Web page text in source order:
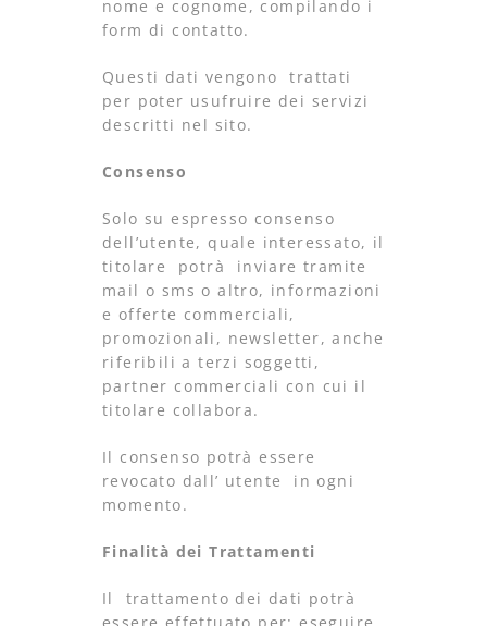
nome e cognome, compilando i
form di contatto.
Questi dati vengono trattati
per poter usufruire dei servizi
descritti nel sito.
Consenso
Solo su espresso consenso
dell’utente, quale interessato, il
titolare potrà inviare tramite
mail o sms o altro, informazioni
e offerte commerciali,
promozionali, newsletter, anche
riferibili a terzi soggetti,
partner commerciali con cui il
titolare collabora.
Il consenso potrà essere
revocato dall’ utente in ogni
momento.
Finalità dei Trattamenti
Il trattamento dei dati potrà